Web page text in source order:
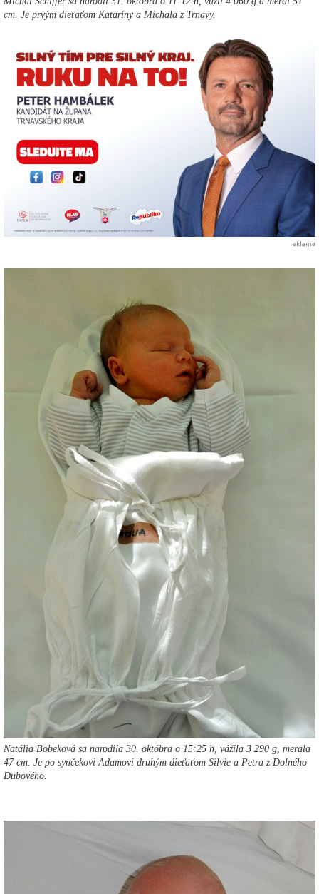
cm. Je prvým dieťaťom Kataríny a Michala z Trnavy.
reklama
Natália Bobeková sa narodila 30. októbra o 15:25 h, vážila 3 290 g, merala
47 cm. Je po synčekovi Adamovi druhým dieťaťom Silvie a Petra z Dolného
Dubového.